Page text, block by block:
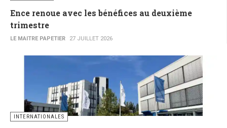
Ence renoue avec les bénéfices au deuxième
trimestre
LE MAITRE PAPETIER 27 JUILLET 2026
INTERNATIONALES